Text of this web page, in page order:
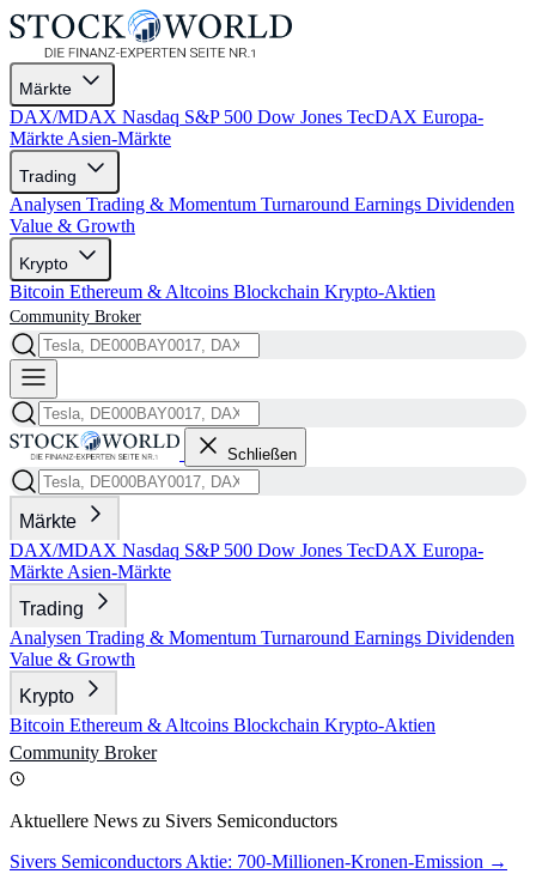
Märkte
DAX/MDAX Nasdaq S&P 500 Dow Jones TecDAX Europa-
Märkte Asien-Märkte
Trading
Analysen Trading & Momentum Turnaround Earnings Dividenden
Value & Growth
Krypto
Bitcoin Ethereum & Altcoins Blockchain Krypto-Aktien
Community Broker
Schließen
Märkte
DAX/MDAX Nasdaq S&P 500 Dow Jones TecDAX Europa-
Märkte Asien-Märkte
Trading
Analysen Trading & Momentum Turnaround Earnings Dividenden
Value & Growth
Krypto
Bitcoin Ethereum & Altcoins Blockchain Krypto-Aktien
Community Broker
Aktuellere News zu Sivers Semiconductors
Sivers Semiconductors Aktie: 700-Millionen-Kronen-Emission →